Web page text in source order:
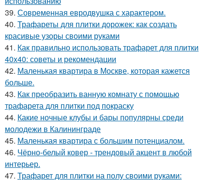
39. Современная евродвушка с характером.
40. Трафареты для плитки дорожек: как создать
красивые узоры своими руками
41. Как правильно использовать трафарет для плитки
40x40: советы и рекомендации
42. Маленькая квартира в Москве, которая кажется
больше.
43. Как преобразить ванную комнату с помощью
трафарета для плитки под покраску
44. Какие ночные клубы и бары популярны среди
молодежи в Калининграде
45. Маленькая квартира с большим потенциалом.
46. Чёрно-белый ковер - трендовый акцент в любой
интерьер.
47. Трафарет для плитки на полу своими руками: